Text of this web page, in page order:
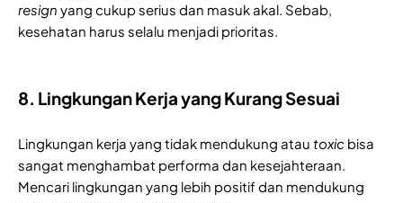
resign yang cukup serius dan masuk akal. Sebab,
kesehatan harus selalu menjadi prioritas.
8. Lingkungan Kerja yang Kurang Sesuai
Lingkungan kerja yang tidak mendukung atau toxic bisa
sangat menghambat performa dan kesejahteraan.
Mencari lingkungan yang lebih positif dan mendukung